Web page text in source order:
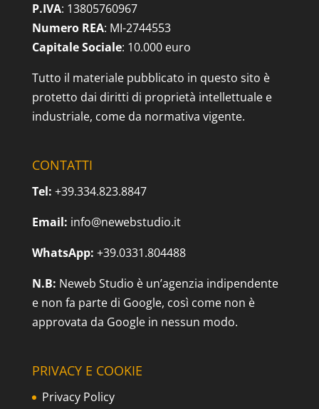
P.IVA: 13805760967
Numero REA: MI-2744553
Capitale Sociale: 10.000 euro
Tutto il materiale pubblicato in questo sito è
protetto dai diritti di proprietà intellettuale e
industriale, come da normativa vigente.
CONTATTI
Tel: +39.334.823.8847
Email: info@newebstudio.it
WhatsApp: +39.0331.804488
N.B: Neweb Studio è un’agenzia indipendente
e non fa parte di Google, così come non è
approvata da Google in nessun modo.
PRIVACY E COOKIE
Privacy Policy